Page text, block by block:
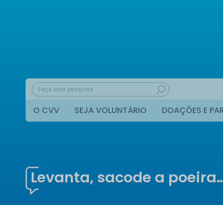
O CVV SEJA VOLUNTÁRIO DOAÇÕES E
Levanta, sacode a